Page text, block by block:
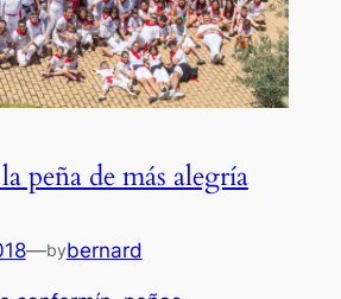
peña de más alegría
—bybernard